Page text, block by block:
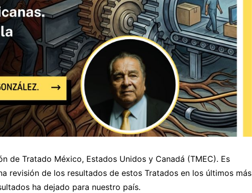
de Tratado México, Estados Unidos y Canadá (TMEC). Es
revisión de los resultados de estos Tratados en los últimos más
ha dejado para nuestro país.